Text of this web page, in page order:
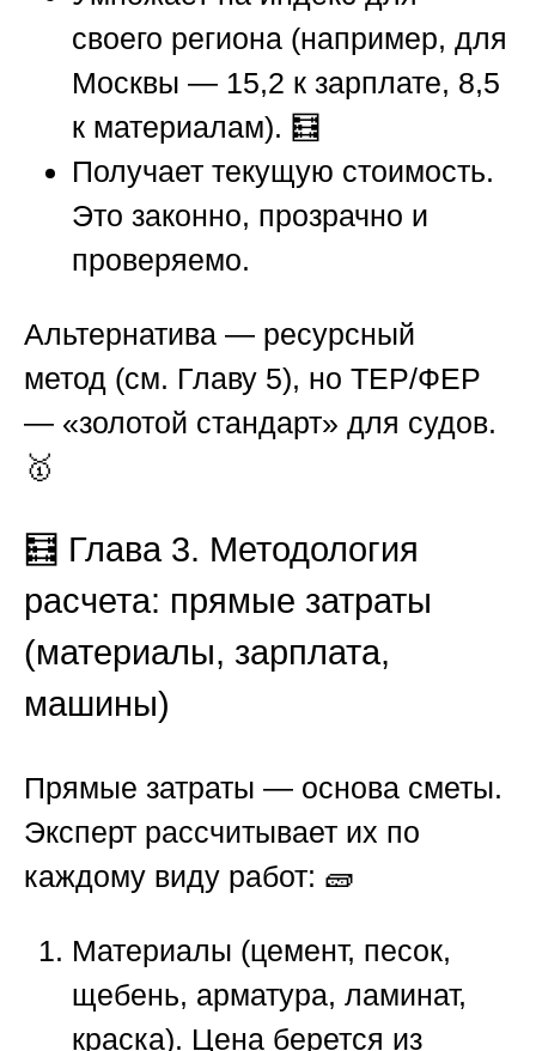
своего региона (например, для
Москвы — 15,2 к зарплате, 8,5
к материалам). 🧮
Получает текущую стоимость.
Это законно, прозрачно и
проверяемо.
Альтернатива — ресурсный
метод (см. Главу 5), но ТЕР/ФЕР
— «золотой стандарт» для судов.
🥇
🧮 Глава 3. Методология
расчета: прямые затраты
(материалы, зарплата,
машины)
Прямые затраты — основа сметы.
Эксперт рассчитывает их по
каждому виду работ: 🧱
Материалы (цемент, песок,
щебень, арматура, ламинат,
краска). Цена берется из